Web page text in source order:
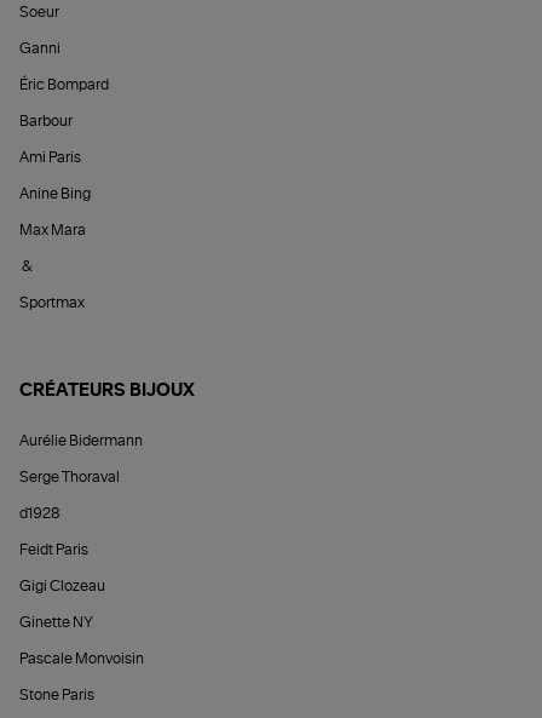
Soeur
Ganni
Éric Bompard
Barbour
Ami Paris
Anine Bing
Max Mara
&
Sportmax
CRÉATEURS BIJOUX
Aurélie Bidermann
Serge Thoraval
d1928
Feidt Paris
Gigi Clozeau
Ginette NY
Pascale Monvoisin
Stone Paris